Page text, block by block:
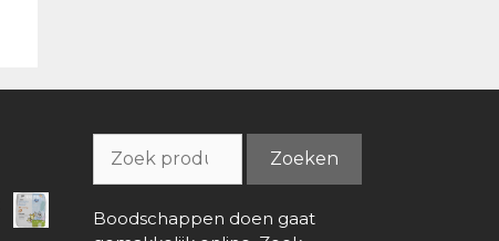
naar:
Zoeken
Boodschappen doen gaat